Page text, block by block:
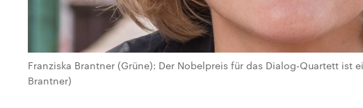
Franziska Brantner (Grüne): Der Nobelpreis für das Dialog-Quartett ist
Brantner)